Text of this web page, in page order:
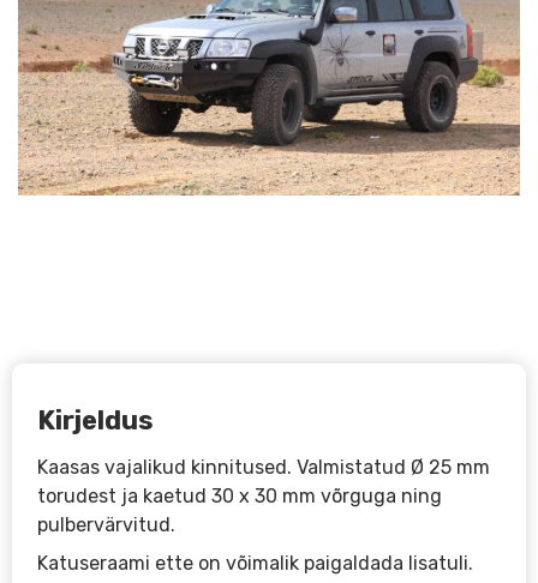
Kirjeldus
Kaasas vajalikud kinnitused. Valmistatud Ø 25 mm
torudest ja kaetud 30 x 30 mm võrguga ning
pulbervärvitud.
Katuseraami ette on võimalik paigaldada lisatuli.